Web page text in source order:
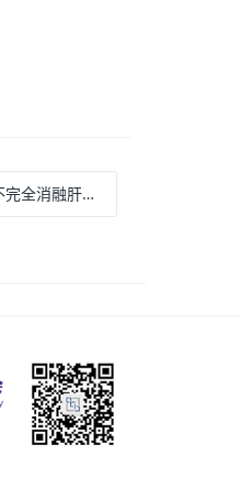
癌空间微环境